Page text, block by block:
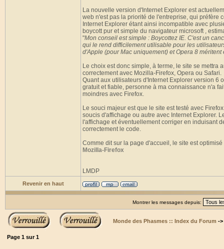
La nouvelle version d'Internet Explorer est
web n'est pas la priorité de l'entreprise, qui préfère
Internet Explorer étant ainsi incompatible avec
boycott pur et simple du navigateur microsoft ,
"Mon conseil est simple : Boycottez IE. C'est un
qui le rend difficilement utilisable pour les
d'Apple (pour Mac uniquement) et Opera 8
Le choix est donc simple, à terme, le site se
correctement avec Mozilla-Firefox, Opera ou Safari.
Quant aux utilisateurs d'Internet Explorer version 6
gratuit et fiable, personne à ma connaissance n'a
moindres avec Firefox.
Le souci majeur est que le site est testé avec
soucis d'affichage ou autre avec Internet Explorer.
l'affichage et éventuellement corriger en induisant
correctement le code.
Comme dit sur la page d'accueil, le site est
Mozilla-Firefox
LMDP
Revenir en haut
Montrer les messages depuis:
Monde des Phasmes :: Index du Forum ->
Page 1 sur1